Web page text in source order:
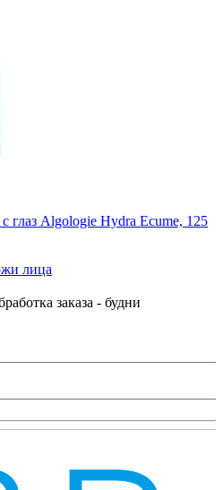
глаз Algologie Hydra Ecume, 125
лица
заказа - будни